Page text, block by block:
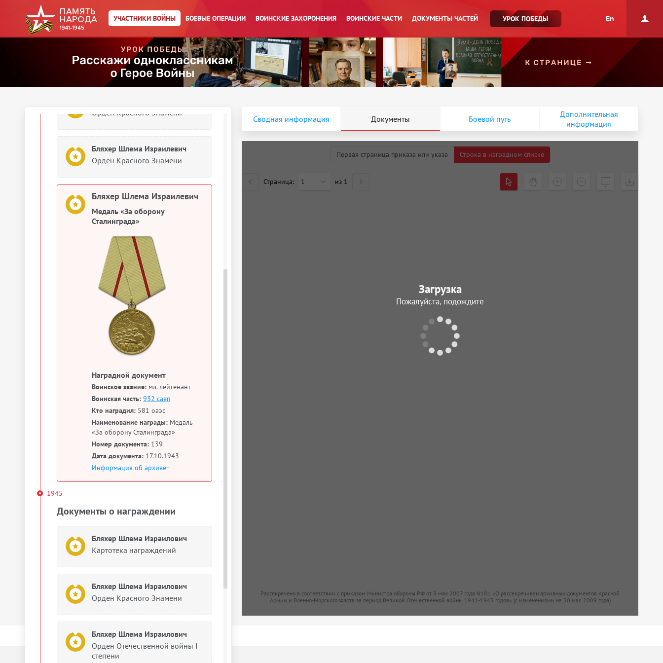
УЧАСТНИКИ ВОЙНЫ БОЕВЫЕ ОПЕРАЦИИ ВОИНСКИЕ ЗАХОРОНЕНИЯ ВОИНСКИЕ ЧАСТИ ДОКУМЕНТЫ ЧАСТЕЙ УРОК ПОБЕДЫ En
Бляхер Шлема Израилович
Медаль «За оборону
Документы о награждении
Орден Красного Знамени
Бляхер Шлема Израилевич
Орден Красного Знамени
Бляхер Шлема Израилевич
Медаль «За оборону
Сталинграда»
Наградной документ
Воинское звание: мл. лейтенант
Воинская часть: 932 савп
Кто наградил: 581 оаэс
Наименование награды: Медаль
«За оборону Сталинграда»
Номер документа: 139
Дата документа: 17.10.1943
Информация об архиве+
1945
Документы о награждении
Бляхер Шлема Израилович
Картотека награждений
Бляхер Шлема Израилович
Орден Красного Знамени
Бляхер Шлема Израилович
Орден Отечественной войны I
степени
Сводная информация Документы Боевой путь
Дополнительная
информация
Первая страница приказа или указа Строка в наградном списке
Страница: 1 из 1
Рассекречено в соответствии с приказом Министра обороны РФ от 8 мая 2007 года N181 «О рассекречиван архивных документов Красной
Армии и Военно-Морского Флота за период Великой Отечественной войны 1941-1945 годов» (с изменениями на 30 мая 2009 года)
Загрузка
Пожалуйста, подождите